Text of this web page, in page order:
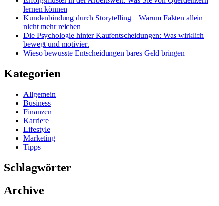
lernen können
Kundenbindung durch Storytelling – Warum Fakten allein
nicht mehr reichen
Die Psychologie hinter Kaufentscheidungen: Was wirklich
bewegt und motiviert
Wieso bewusste Entscheidungen bares Geld bringen
Kategorien
Allgemein
Business
Finanzen
Karriere
Lifestyle
Marketing
Tipps
Schlagwörter
Archive